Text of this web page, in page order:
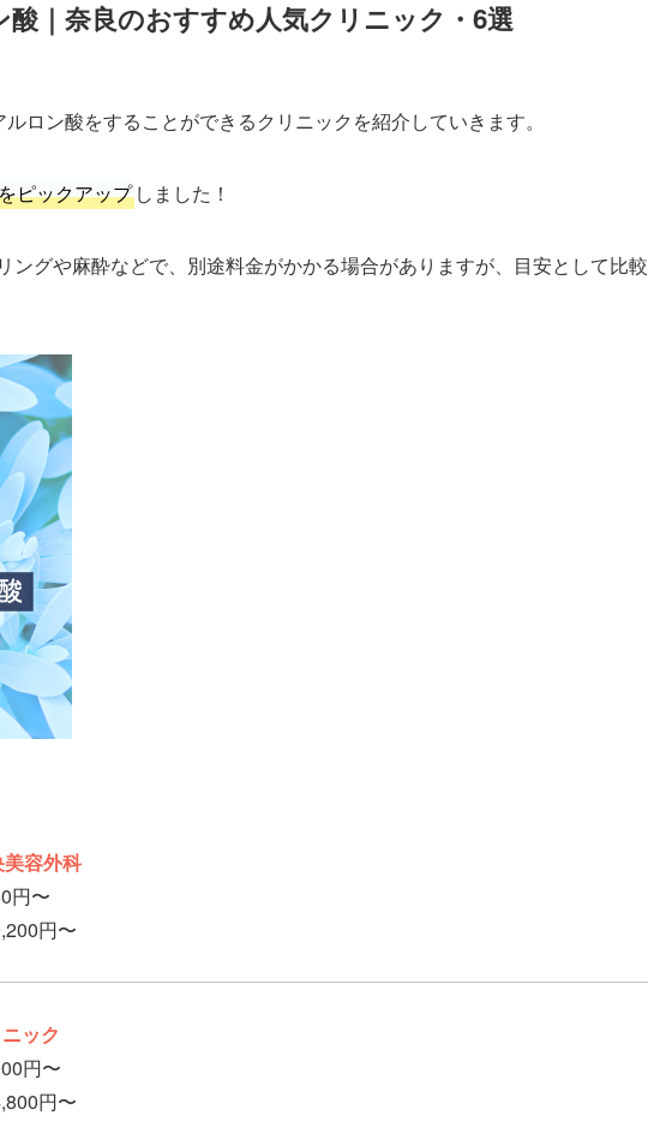
｜奈良のおすすめ人気クリニック・6選
ロン酸をすることができるクリニックを紹介していきます。
ピックアップ しました！
ングや麻酔などで、別途料金がかかる場合がありますが、目安として比較
容外科
円〜
円〜
ック
円〜
円〜